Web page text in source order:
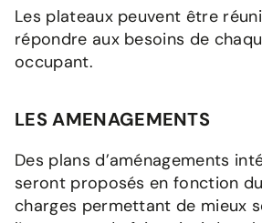
Les plateaux peuvent être
répondre aux besoins de
occupant.
LES AMENAGEMENTS
Des plans d’aménagements
seront proposés en fonction
charges permettant de mieux